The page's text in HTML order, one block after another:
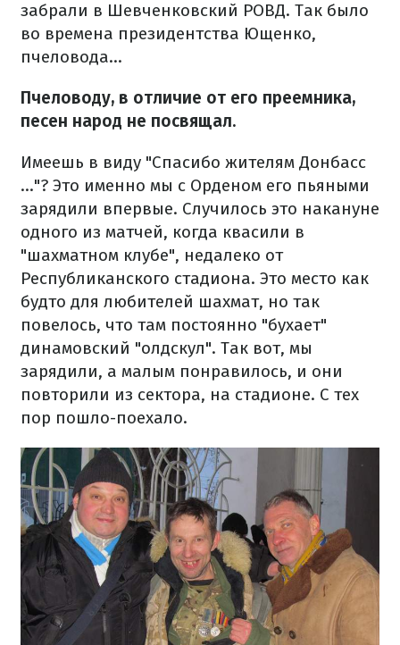
забрали в Шевченковский РОВД. Так было
во времена президентства Ющенко,
пчеловода...
Пчеловоду, в отличие от его преемника,
песен народ не посвящал.
Имеешь в виду "Спасибо жителям Донбасс
..."? Это именно мы с Орденом его пьяными
зарядили впервые. Случилось это накануне
одного из матчей, когда квасили в
"шахматном клубе", недалеко от
Республиканского стадиона. Это место как
будто для любителей шахмат, но так
повелось, что там постоянно "бухает"
динамовский "олдскул". Так вот, мы
зарядили, а малым понравилось, и они
повторили из сектора, на стадионе. С тех
пор пошло-поехало.